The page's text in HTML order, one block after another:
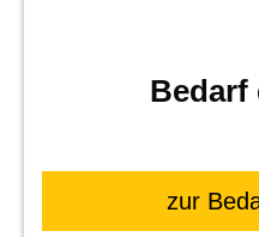
Bedarf
zur